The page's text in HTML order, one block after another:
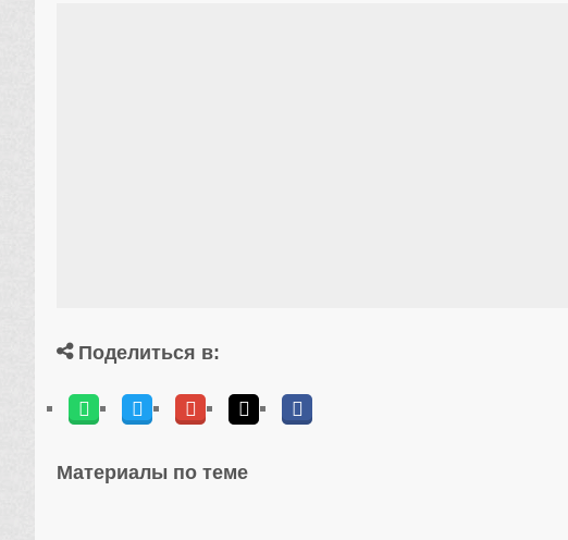
Поделиться в:
Материалы по теме